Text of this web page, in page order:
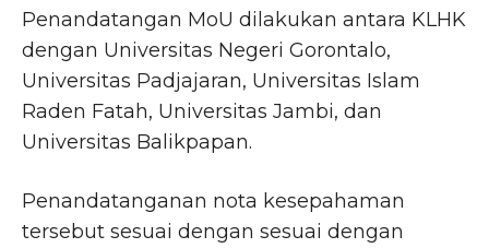
Penandatangan MoU dilakukan antara KLHK
dengan Universitas Negeri Gorontalo,
Universitas Padjajaran, Universitas Islam
Raden Fatah, Universitas Jambi, dan
Universitas Balikpapan.
Penandatanganan nota kesepahaman
tersebut sesuai dengan sesuai dengan